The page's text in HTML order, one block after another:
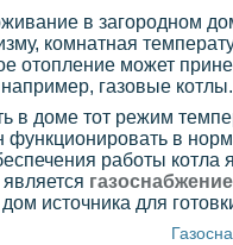
в загородном
комнатная
отопление может
газовые котлы.
в доме тот режим
функционировать в
работы
газоснабжение
источника для